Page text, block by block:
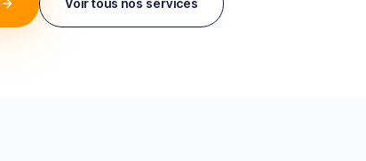
Voir tous nos services